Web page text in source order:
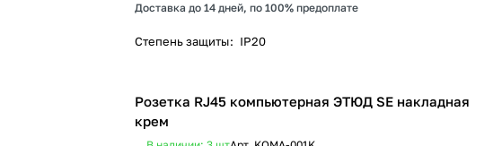
Доставка до 14 дней, по 100% предоплате
Степень защиты: IP20
Розетка RJ45 компьютерная ЭТЮД SE накладная
крем